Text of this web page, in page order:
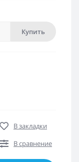
Купить
В закладки
В сравнение